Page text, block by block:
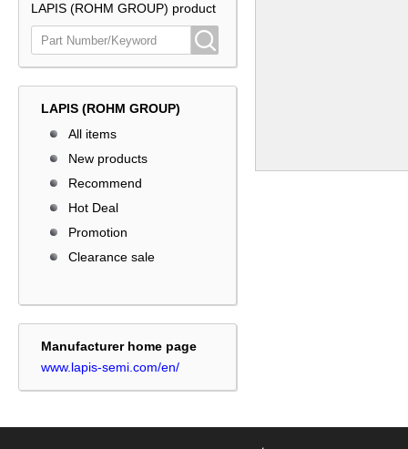
LAPIS (ROHM GROUP) product
LAPIS (ROHM GROUP)
All items
New products
Recommend
Hot Deal
Promotion
Clearance sale
Manufacturer home page
www.lapis-semi.com/en/